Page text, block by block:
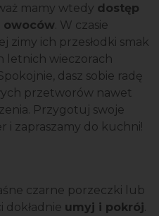
mamy wtedy dostęp
owoców . W czasie
zimy ich przesłodki smak
letnich wieczorach
dasz sobie radę
przetworów nawet
Przygotuj swoje
i zapraszamy do kuchni!
czarne porzeczki lub
dokładnie umyj i pokrój